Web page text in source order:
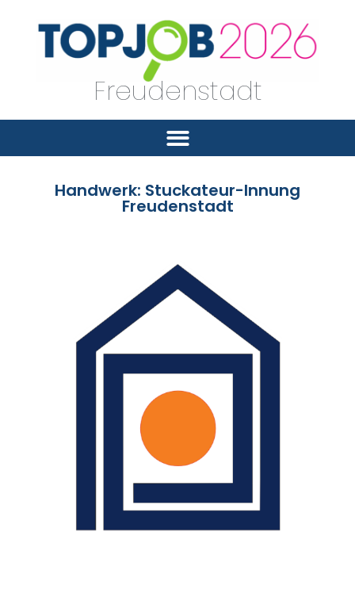
Freudenstadt
Handwerk: Stuckateur-Innung
Freudenstadt